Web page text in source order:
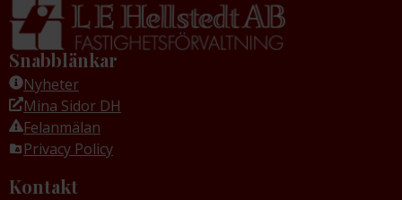
Snabblänkar
Nyheter
Mina Sidor DH
Felanmälan
Privacy Policy
Kontakt